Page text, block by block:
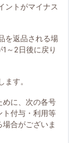
ントがマイナス
を返品される場
～2日後に戻り
ます。
めに、次の各号
ト付与・利用等
合がございま